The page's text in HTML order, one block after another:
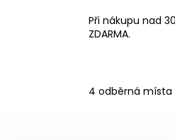
Při nákupu nad
ZDARMA.
4 odběrná místa